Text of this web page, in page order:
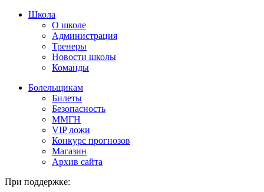
Школа
О школе
Администрация
Тренеры
Новости школы
Команды
Болельщикам
Билеты
Безопасность
ММГН
VIP ложи
Конкурс прогнозов
Магазин
Архив сайта
При поддержке: